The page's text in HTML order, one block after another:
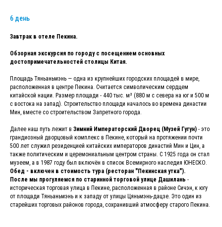
6 день
Завтрак в отеле Пекина.
Обзорная экскурсия по городу с посещением основных
достопримечательностей столицы Китая.
Площадь Тяньаньмэнь — одна из крупнейших городских площадей в мире,
расположенная в центре Пекина. Считается символическим сердцем
китайской нации. Размер площади - 440 тыс. м² (880 м с севера на юг и 500 м
с востока на запад). Строительство площади началось во времена династии
Мин, вместе со строительством Запретного города.
Далее наш путь лежит в Зимний Императорский Дворец (Музей Гугун) - это
грандиозный дворцовый комплекс в Пекине, который на протяжении почти
500 лет служил резиденцией китайских императоров династий Мин и Цин, а
также политическим и церемониальным центром страны. С 1925 года он стал
музеем, а в 1987 году был включён в список Всемирного наследия ЮНЕСКО.
Обед - включен в стоимость тура (ресторан "Пекинская утка").
После мы прогуляемся по старинной торговой улице Дашилань -
историческая торговая улица в Пекине, расположенная в районе Сичэн, к югу
от площади Тяньаньмэнь и к западу от улицы Цяньмэнь-дацзе. Это один из
старейших торговых районов города, сохранивший атмосферу старого Пекина.